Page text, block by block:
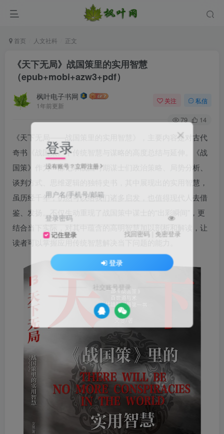
首页 人文社科 正文
《天下无局》战国策里的实用智慧
（epub+mobi+azw3+pdf）
枫叶电子书网
1年前更新
关注 私信
79 14
《天下无局——战国策里的实用智慧》，主要内容是对古代
奇书《战国策》中传统智慧与谋略的高度总结与延伸。《战
国策》作为一部记录战国时期谋士们政治策略、局势分析、
谈判方式、思维逻辑的独特史书，其中展现出的实用智慧，
虽历经千年，仍然可以给我们诸多启发，也值得现代人去借
鉴、发扬。不仅生动重现了战国策中谋士的“出彩瞬间”，更
结合当下实际，对其中蕴含的高明智慧加以剖析和解读，让
读者可以掌握应用传统智慧解决当下问题的能力。
登录
没有账号？立即注册
用户名/手机号/邮箱
登录密码
记住登录 找回密码 |免密登录
登录
社交账号登录